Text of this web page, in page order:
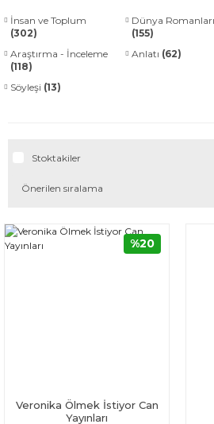
İnsan ve Toplum
(302)
Dünya Romanları
(155)
Araştırma - İnceleme
(118)
Anlatı (62)
Söyleşi (13)
Stoktakiler
Veronika Ölmek İstiyor Can
Yayınları
%20